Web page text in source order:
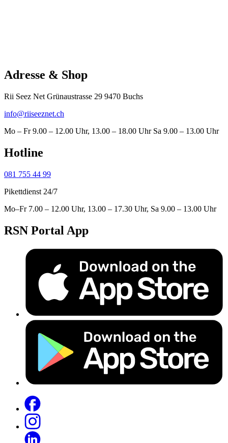
Adresse & Shop
Rii Seez Net Grünaustrasse 29 9470 Buchs
info@riiseeznet.ch
Mo – Fr 9.00 – 12.00 Uhr, 13.00 – 18.00 Uhr Sa 9.00 – 13.00 Uhr
Hotline
081 755 44 99
Pikettdienst 24/7
Mo–Fr 7.00 – 12.00 Uhr, 13.00 – 17.30 Uhr, Sa 9.00 – 13.00 Uhr
RSN Portal App